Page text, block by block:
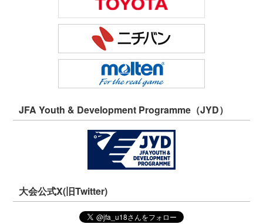
JFA Youth & Development Programme（JYD）
大会公式X(旧Twitter)